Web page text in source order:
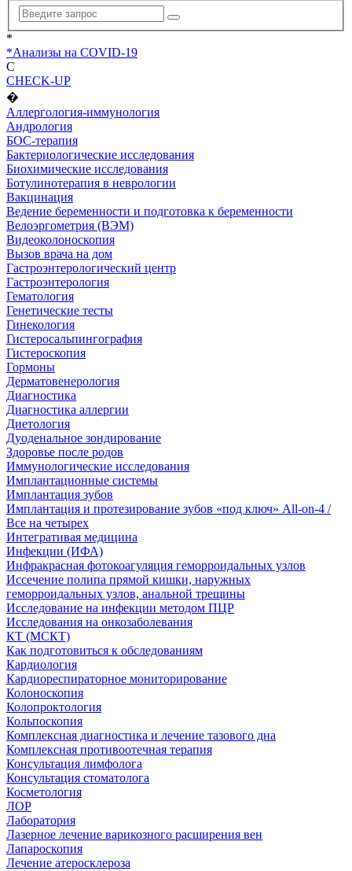
*
*Анализы на COVID-19
C
CHECK-UP
�
Аллергология-иммунология
Андрология
БОС-терапия
Бактериологические исследования
Биохимические исследования
Ботулинотерапия в неврологии
Вакцинация
Ведение беременности и подготовка к беременности
Велоэргометрия (ВЭМ)
Видеоколоноскопия
Вызов врача на дом
Гастроэнтерологический центр
Гастроэнтерология
Гематология
Генетические тесты
Гинекология
Гистеросальпингография
Гистероскопия
Гормоны
Дерматовенерология
Диагностика
Диагностика аллергии
Диетология
Дуоденальное зондирование
Здоровье после родов
Иммунологические исследования
Имплантационные системы
Имплантация зубов
Имплантация и протезирование зубов «под ключ» All-on-4 /
Все на четырех
Интегративая медицина
Инфекции (ИФА)
Инфракрасная фотокоагуляция геморроидальных узлов
Иссечение полипа прямой кишки, наружных
геморроидальных узлов, анальной трещины
Исследование на инфекции методом ПЦР
Исследования на онкозаболевания
КТ (МСКТ)
Как подготовиться к обследованиям
Кардиология
Кардиореспираторное мониторирование
Колоноскопия
Колопроктология
Кольпоскопия
Комплексная диагностика и лечение тазового дна
Комплексная противоотечная терапия
Консультация лимфолога
Консультация стоматолога
Косметология
ЛОР
Лаборатория
Лазерное лечение варикозного расширения вен
Лапароскопия
Лечение атеросклероза